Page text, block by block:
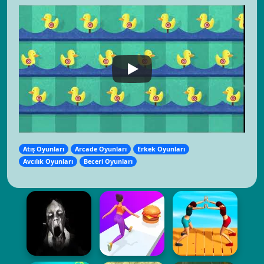
Atış Oyunları Arcade Oyunları
Erkek Oyunları
Avcılık Oyunları
Beceri Oyunları